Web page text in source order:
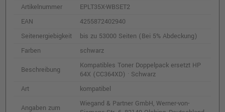
Artikelnummer
EPLT35X-WBSET2
EAN
4255872402940
Seitenergiebigkeit
bis zu 53000 Seiten (Bei 5% Abdeckung)
Farben
schwarz
Beschreibung
Kompatibles Toner Doppelpack ersetzt HP
64X (CC364XD) · Schwarz
Art
kompatibel
Angaben zum
Wiegand & Partner GmbH, Werner-von-